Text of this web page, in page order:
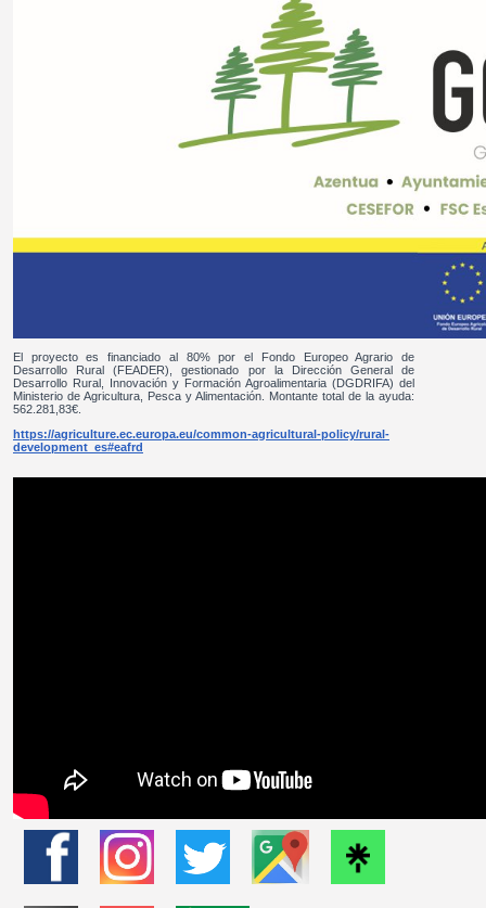
El proyecto es financiado al 80% por el Fondo Europeo Agrario de
Desarrollo Rural (FEADER), gestionado por la Dirección General de
Desarrollo Rural, Innovación y Formación Agroalimentaria (DGDRIFA) del
Ministerio de Agricultura, Pesca y Alimentación. Montante total de la ayuda:
562.281,83€.
https://agriculture.ec.europa.eu/common-agricultural-policy/rural-
development_es#eafrd